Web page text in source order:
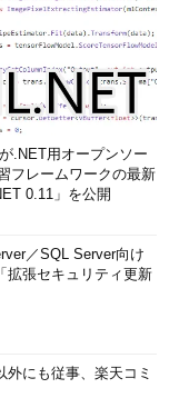
.NET用オープンソー
フレームワークの最新
0.11」を公開
／SQL Server向け
拡張セキュリティ更新
外にも従事、楽天コミ